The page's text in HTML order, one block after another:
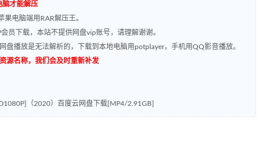
脑才能解压
电脑端用RAR解压王。
员下载，本站不提供网盘vip账号，请理解谢谢。
盘播放是无法解析的，下载到本地电脑用potplayer，手机用QQ影音播放。
源名称，我们会及时重新补发
（2020）百度云网盘下载[MP4/2.91GB]